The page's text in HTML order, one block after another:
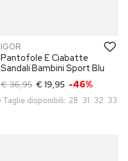
IGOR
Pantofole E Ciabatte
Sandali Bambini Sport Blu
€ 36,95 € 19,95 -46%
Taglie disponibili: 28 31 32 33